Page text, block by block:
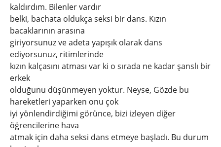
kaldırdım. Bilenler vardır
belki, bachata oldukça seksi bir dans. Kızın
bacaklarının arasına
giriyorsunuz ve adeta yapışık olarak dans
ediyorsunuz, ritimlerinde
kızın kalçasını atması var ki o sırada ne kadar şanslı bir
erkek
olduğunu düşünmeyen yoktur. Neyse, Gözde bu
hareketleri yaparken onu çok
iyi yönlendirdiğimi görünce, bizi izleyen diğer
öğrencilerine hava
atmak için daha seksi dans etmeye başladı. Bu durum